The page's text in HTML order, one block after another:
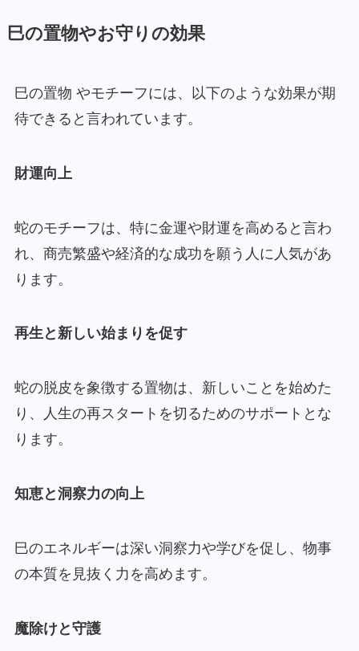
巳の置物やお守りの効果
巳の置物 やモチーフには、以下のような効果が期
待できると言われています。
財運向上
蛇のモチーフは、特に金運や財運を高めると言わ
れ、商売繁盛や経済的な成功を願う人に人気があ
ります。
再生と新しい始まりを促す
蛇の脱皮を象徴する置物は、新しいことを始めた
り、人生の再スタートを切るためのサポートとな
ります。
知恵と洞察力の向上
巳のエネルギーは深い洞察力や学びを促し、物事
の本質を見抜く力を高めます。
魔除けと守護